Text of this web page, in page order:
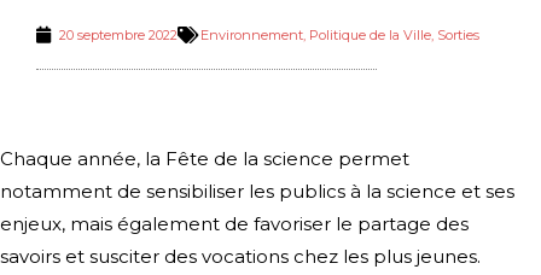
20 septembre 2022 Environnement, Politique de la Ville, Sorties
Chaque année, la Fête de la science permet
notamment de sensibiliser les publics à la science et ses
enjeux, mais également de favoriser le partage des
savoirs et susciter des vocations chez les plus jeunes.